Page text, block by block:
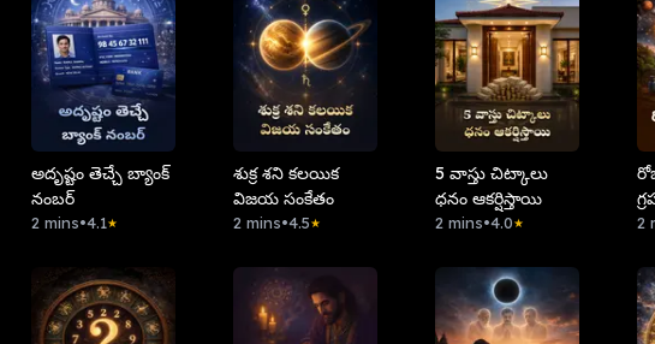
అదృష్టం తెచ్చే బ్యాంక్
నంబర్
2 mins•4.1★
శుక్ర శని కలయిక
విజయ సంకేతం
2 mins•4.5★
5 వాస్తు చిట్కాలు
ధనం ఆకర్షిస్తాయి
2 mins•4.0★ 2